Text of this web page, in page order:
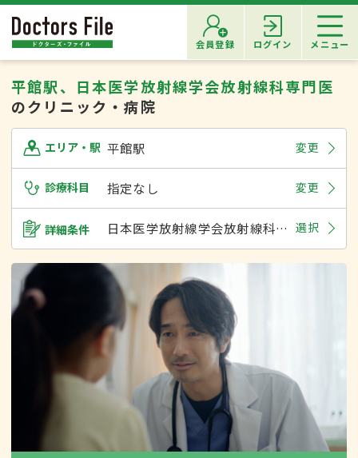
会員登録 ログイン メニュー
平館駅、日本医学放射線学会放射線科専門医
のクリニック・病院
エリア・駅 平館駅 変更
診療科目 指定なし 変更
詳細条件 日本医学放射線学会放射線科専門医 選択